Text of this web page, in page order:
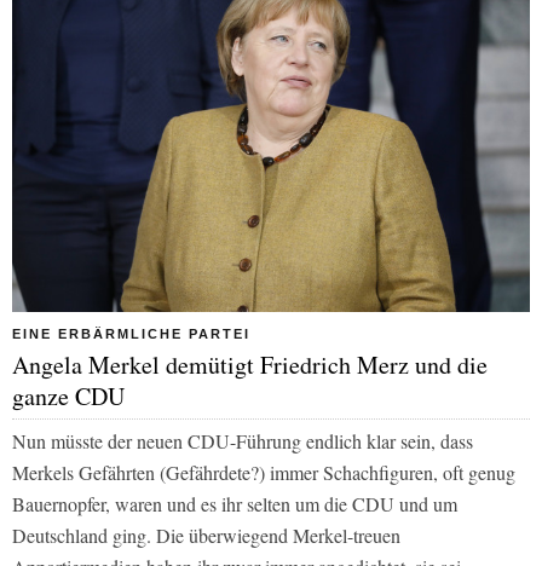
EINE ERBÄRMLICHE PARTEI
Angela Merkel demütigt Friedrich Merz und die
ganze CDU
Nun müsste der neuen CDU-Führung endlich klar sein, dass
Merkels Gefährten (Gefährdete?) immer Schachfiguren, oft genug
Bauernopfer, waren und es ihr selten um die CDU und um
Deutschland ging. Die überwiegend Merkel-treuen